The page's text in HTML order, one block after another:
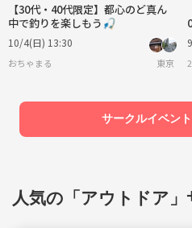
【30代・40代限定】都心のど真ん
中で釣りを楽しもう🎣
10/4(日) 13:30
おちゃまる 東京
サークルイベン
人気の「アウトドア